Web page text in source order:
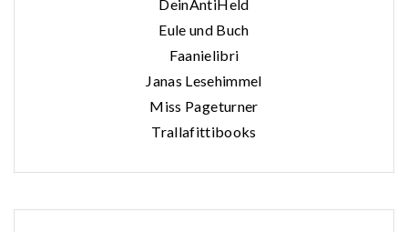
DeinAntiHeld
Eule und Buch
Faanielibri
Janas Lesehimmel
Miss Pageturner
Trallafittibooks